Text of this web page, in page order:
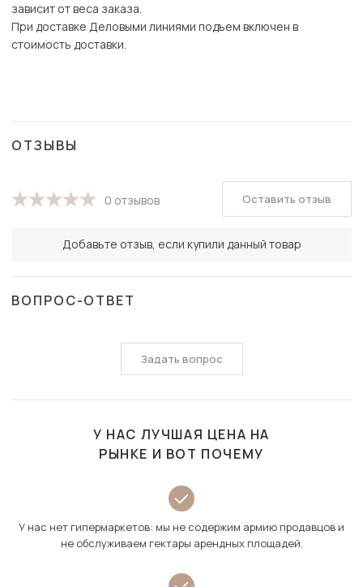
зависит от веса заказа.
При доставке Деловыми линиями подъем включен в
стоимость доставки.
ОТЗЫВЫ
0 отзывов
Добавьте отзыв, если купили данный товар
Оставить отзыв
ВОПРОС-ОТВЕТ
Задать вопрос
У НАС ЛУЧШАЯ ЦЕНА НА
РЫНКЕ И ВОТ ПОЧЕМУ
У нас нет гипермаркетов: мы не содержим армию продавцов и
не обслуживаем гектары арендных площадей.